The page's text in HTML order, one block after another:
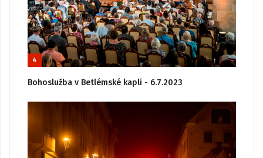
4
Bohoslužba v Betlémské kapli - 6.7.2023